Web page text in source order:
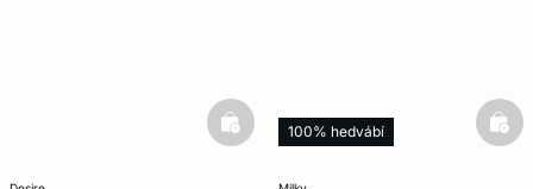
basketfull100% hedvábí